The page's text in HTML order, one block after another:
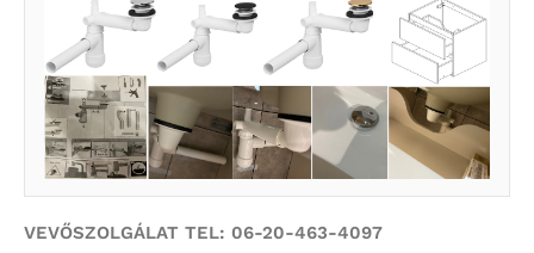
VEVŐSZOLGÁLAT TEL: 06-20-463-4097